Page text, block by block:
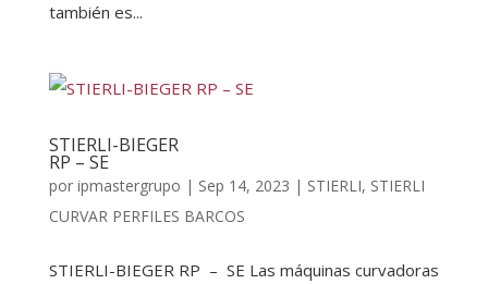
también es...
STIERLI-BIEGER
RP – SE
por ipmastergrupo | Sep 14, 2023 | STIERLI, STIERLI
CURVAR PERFILES BARCOS
STIERLI-BIEGER RP – SE Las máquinas curvadoras